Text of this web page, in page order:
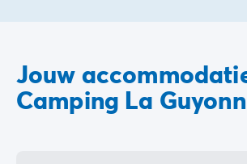
Jouw
Camping La